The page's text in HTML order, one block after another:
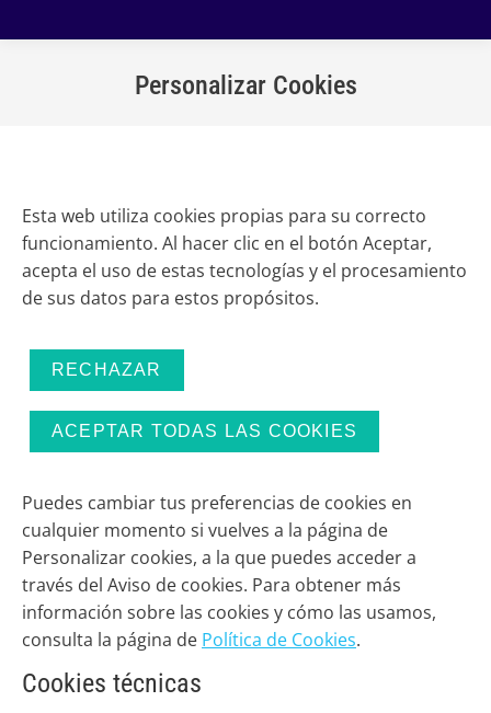
Personalizar Cookies
Esta web utiliza cookies propias para su correcto
funcionamiento. Al hacer clic en el botón Aceptar,
acepta el uso de estas tecnologías y el procesamiento
de sus datos para estos propósitos.
RECHAZAR
ACEPTAR TODAS LAS COOKIES
Puedes cambiar tus preferencias de cookies en
cualquier momento si vuelves a la página de
Personalizar cookies, a la que puedes acceder a
través del Aviso de cookies. Para obtener más
información sobre las cookies y cómo las usamos,
consulta la página de Política de Cookies.
Cookies técnicas